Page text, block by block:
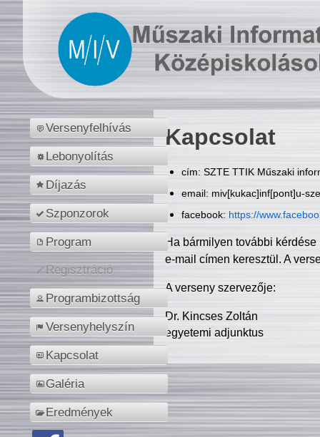
Versenyfelhívás
Lebonyolítás
Díjazás
Szponzorok
Program
Regisztráció
Programbizottság
Versenyhelyszín
Kapcsolat
Galéria
Eredmények
Kapcsolat
cím: SZTE TTIK Műszaki
email: miv[kukac]inf[pont]u-
facebook: https://
Ha bármilyen további
e-mail címen keresztül. A
A verseny szervezője:
Dr. Kincses Zoltán
egyetemi adjunktus